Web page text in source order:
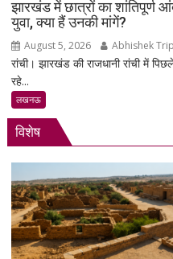
झारखंड में छात्रों का
युवा, क्या हैं उनकी मांगें?
August 5, 2026 Abhishek
रांची। झारखंड की राजधानी रांची में
रहे...
लखनऊ
विशेष